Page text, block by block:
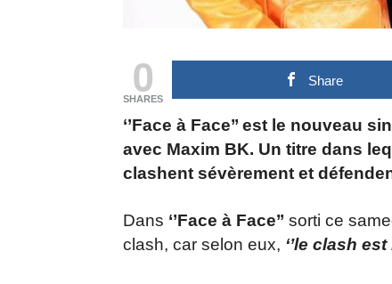
0
SHARES
Share
‘’Face à Face’’ est le nouveau
avec Maxim BK. Un titre dans
clashent sévèrement et
Dans ‘’Face à Face’’ sorti ce
clash, car selon eux, ‘’le clash